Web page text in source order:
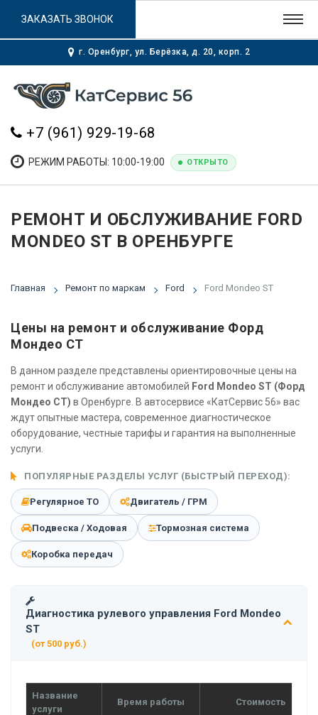
г. Оренбург, ул. Берёзка, д. 20, корп. 2
+7 (961) 929-19-68
РЕЖИМ РАБОТЫ: 10:00-19:00 ОТКРЫТО
ЗАКАЗАТЬ ЗВОНОК
РЕМОНТ И ОБСЛУЖИВАНИЕ FORD
MONDEO ST В ОРЕНБУРГЕ
Главная Ремонт по маркам Ford Ford Mondeo ST
Цены на ремонт и обслуживание Форд
Мондео СТ
В данном разделе представлены ориентировочные цены на
ремонт и обслуживание автомобилей Ford Mondeo ST (Форд
Мондео СТ) в Оренбурге. В автосервисе «КатСервис 56» вас
ждут опытные мастера, современное диагностическое
оборудование, честные тарифы и гарантия на выполненные
услуги.
ПОПУЛЯРНЫЕ РАЗДЕЛЫ УСЛУГ (БЫСТРЫЙ ПЕРЕХОД):
Регулярное ТО Двигатель / ГРМ
Подвеска / Ходовая Тормозная система
Коробка передач
Диагностика рулевого управления Ford Mondeo
ST
(от 500 руб.)
Название
услуги
Время работы Стоимость